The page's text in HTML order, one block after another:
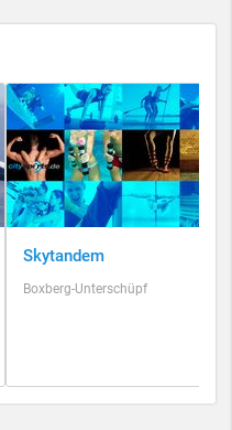
Skytandem
Boxberg-Unterschüpf